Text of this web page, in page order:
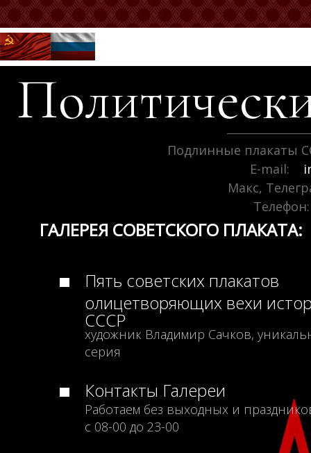
Подлинные плакаты
E-mail:
Макс,
Телефон:
ГАЛЕРЕЯ СОВЕТСКОГО ПЛАКАТА:
Пять советских плакатов
олицетворяющих вехи
СССР
художник Владимир Сачков,
серия
Контакты Галереи
Работаем без выходных и
с 08-00 до 23-00